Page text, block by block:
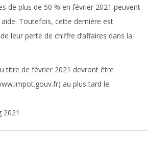
de plus de 50 % en février 2021 peuvent
Toutefois, cette dernière est
leur perte de chiffre d’affaires dans la
titre de février 2021 devront être
au plus tard le
2021